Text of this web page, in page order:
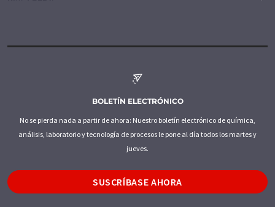
BOLETÍN ELECTRÓNICO
No se pierda nada a partir de ahora: Nuestro boletín electrónico de química,
análisis, laboratorio y tecnología de procesos le pone al día todos los martes y
jueves.
SUSCRÍBASE AHORA